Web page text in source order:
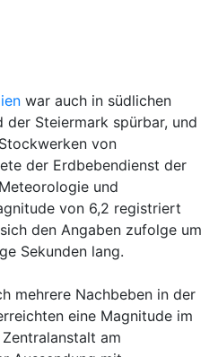
war auch in südlichen
der Steiermark spürbar, und
von
der Erdbebendienst der
und
von 6,2 registriert
den Angaben zufolge um
Sekunden lang.
mehrere Nachbeben in der
eine Magnitude im
am